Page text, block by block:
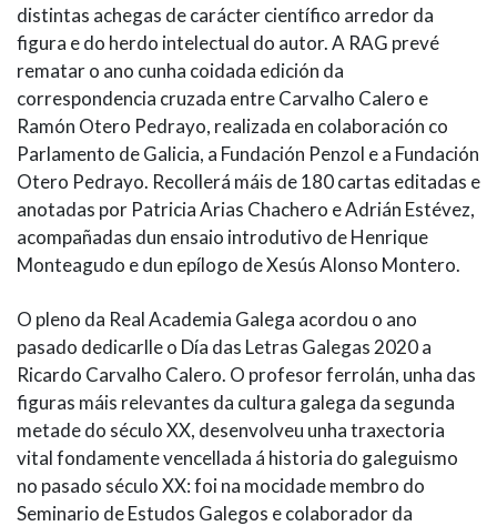
distintas achegas de carácter científico arredor da
figura e do herdo intelectual do autor. A RAG prevé
rematar o ano cunha coidada edición da
correspondencia cruzada entre Carvalho Calero e
Ramón Otero Pedrayo, realizada en colaboración co
Parlamento de Galicia, a Fundación Penzol e a Fundación
Otero Pedrayo. Recollerá máis de 180 cartas editadas e
anotadas por Patricia Arias Chachero e Adrián Estévez,
acompañadas dun ensaio introdutivo de Henrique
Monteagudo e dun epílogo de Xesús Alonso Montero.
O pleno da Real Academia Galega acordou o ano
pasado dedicarlle o Día das Letras Galegas 2020 a
Ricardo Carvalho Calero. O profesor ferrolán, unha das
figuras máis relevantes da cultura galega da segunda
metade do século XX, desenvolveu unha traxectoria
vital fondamente vencellada á historia do galeguismo
no pasado século XX: foi na mocidade membro do
Seminario de Estudos Galegos e colaborador da